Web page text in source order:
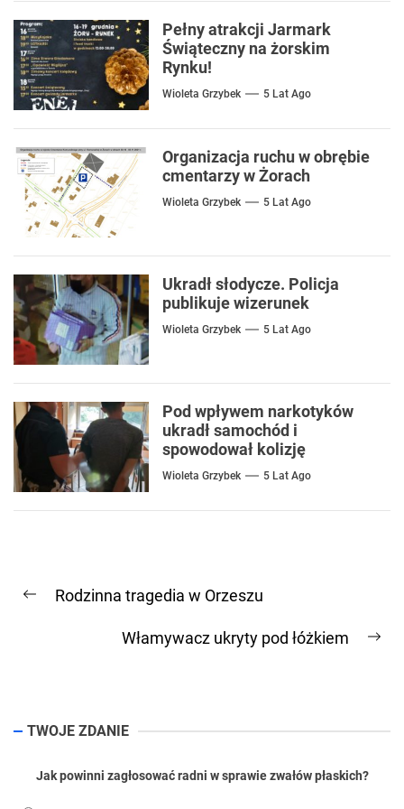
Pełny atrakcji Jarmark
Świąteczny na żorskim
Rynku!
Wioleta Grzybek 5 Lat Ago
Organizacja ruchu w obrębie
cmentarzy w Żorach
Wioleta Grzybek 5 Lat Ago
Ukradł słodycze. Policja
publikuje wizerunek
Wioleta Grzybek 5 Lat Ago
Pod wpływem narkotyków
ukradł samochód i
spowodował kolizję
Wioleta Grzybek 5 Lat Ago
wpisu
Previous
Rodzinna tragedia w Orzeszu
Włamywacz ukryty pod łóżkiem
TWOJE ZDANIE
Jak powinni zagłosować radni w sprawie zwałów płaskich?